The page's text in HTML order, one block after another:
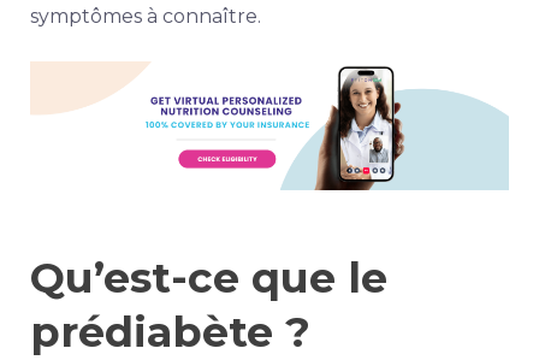
symptômes à connaître.
Qu’est-ce que le
prédiabète ?